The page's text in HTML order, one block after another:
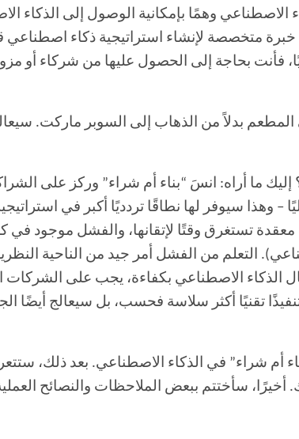
وهمًا بإمكانية الوصول إلى الذكاء
متخصصة لإنشاء استراتيجية ذكاء اصطناعي
فأنت بحاجة إلى الحصول عليها من شركاء أو
شيء – سيكون ذلك بمثابة امتلاك 100 دولار وإنفاقها في المطعم بدلاً من الذهاب إلى السوبر
ما أراه: انسَ “بناء أم شراء” وركز على
سيوفر لها نطاقًا تردديًا أكبر في
تستغرق وقتًا لإتقانها، والفشل موجود في
الاصطناعي). التعلم من الفشل أمر جيد من الناحية
الذكاء الاصطناعي بكفاءة، يجب على الشركات
تقنيًا أكثر سلاسة فحسب، بل سيعالج أيضًا
أم شراء” في الذكاء الاصطناعي. بعد ذلك،
أخيرًا، سأختتم ببعض الملاحظات والنصائح